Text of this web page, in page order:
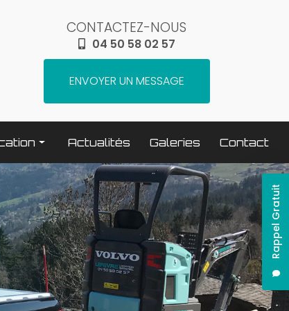
CONTACTEZ-NOUS
04 50 58 02 57
ENVOYER UN MESSAGE
Rappel Gratuit
/ compactage
/ levage
verts
béton
Actualités Galeries Contact